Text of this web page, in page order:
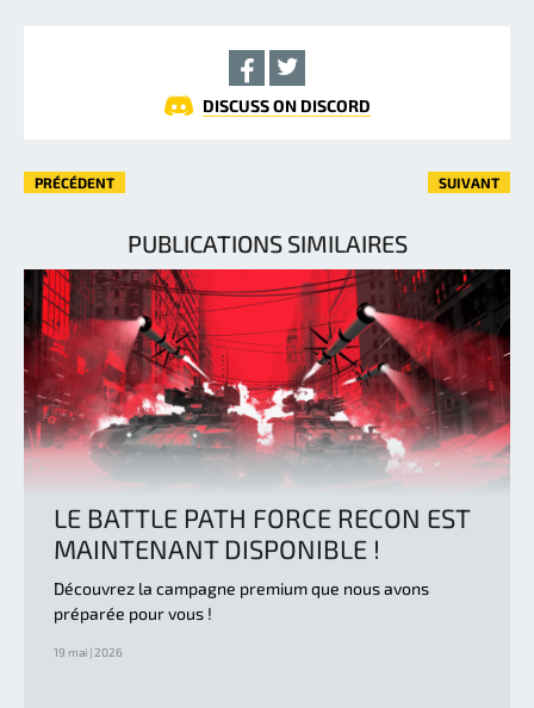
DISCUSS ON DISCORD
PRÉCÉDENT SUIVANT
PUBLICATIONS SIMILAIRES
LE BATTLE PATH FORCE RECON EST
MAINTENANT DISPONIBLE !
Découvrez la campagne premium que nous avons
préparée pour vous !
19 mai | 2026